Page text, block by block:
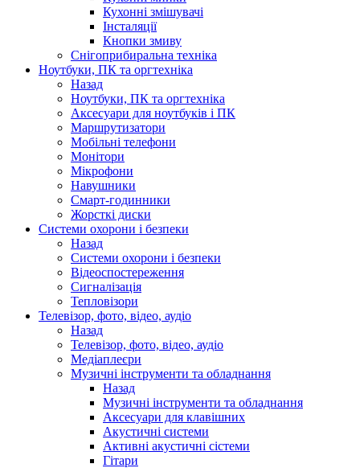
Кухонні змішувачі
Інсталяції
Кнопки змиву
Снігоприбиральна техніка
Ноутбуки, ПК та оргтехніка
Назад
Ноутбуки, ПК та оргтехніка
Аксесуари для ноутбуків і ПК
Маршрутизатори
Мобільні телефони
Монітори
Мікрофони
Навушники
Смарт-годинники
Жорсткі диски
Системи охорони і безпеки
Назад
Системи охорони і безпеки
Відеоспостереження
Сигналізація
Тепловізори
Телевізор, фото, відео, аудіо
Назад
Телевізор, фото, відео, аудіо
Медіаплеєри
Музичні інструменти та обладнання
Назад
Музичні інструменти та обладнання
Аксесуари для клавішних
Акустичні системи
Активні акустичні сістеми
Гітари